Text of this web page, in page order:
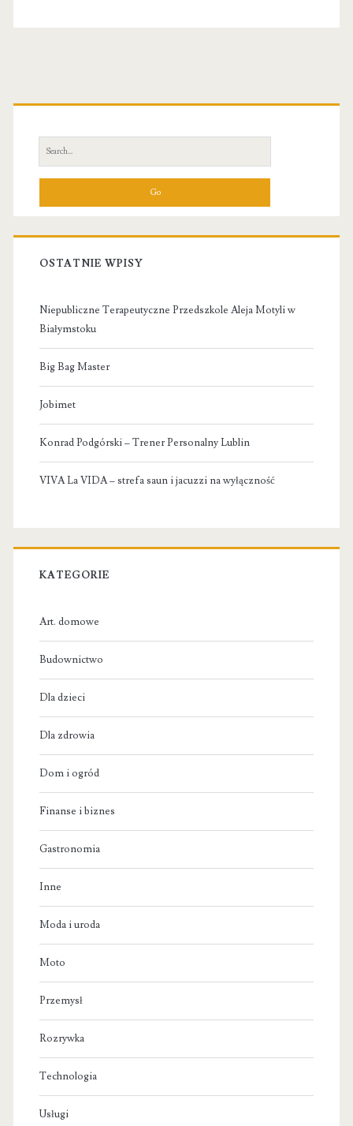
Primary
Sidebar
Search
for:
OSTATNIE WPISY
Niepubliczne Terapeutyczne Przedszkole Aleja Motyli w
Białymstoku
Big Bag Master
Jobimet
Konrad Podgórski – Trener Personalny Lublin
VIVA La VIDA – strefa saun i jacuzzi na wyłączność
KATEGORIE
Art. domowe
Budownictwo
Dla dzieci
Dla zdrowia
Dom i ogród
Finanse i biznes
Gastronomia
Inne
Moda i uroda
Moto
Przemysł
Rozrywka
Technologia
Usługi